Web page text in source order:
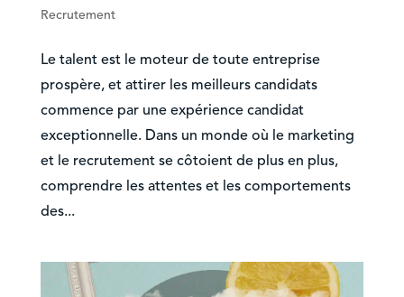
Recrutement
Le talent est le moteur de toute entreprise
prospère, et attirer les meilleurs candidats
commence par une expérience candidat
exceptionnelle. Dans un monde où le marketing
et le recrutement se côtoient de plus en plus,
comprendre les attentes et les comportements
des...